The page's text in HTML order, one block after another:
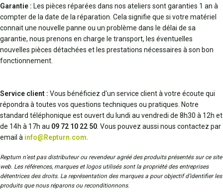
Garantie : Les pièces réparées dans nos ateliers sont garanties 1 an à
compter de la date de la réparation. Cela signifie que si votre matériel
connait une nouvelle panne ou un problème dans le délai de sa
garantie, nous prenons en charge le transport, les éventuelles
nouvelles pièces détachées et les prestations nécessaires à son bon
fonctionnement.
Service client : Vous bénéficiez d'un service client à votre écoute qui
répondra à toutes vos questions techniques ou pratiques. Notre
standard téléphonique est ouvert du lundi au vendredi de 8h30 à 12h et
de 14h à 17h au 09 72 10 22 50 . Vous pouvez aussi nous contactez par
email à info@Repturn.com
Repturn n’est pas distributeur ou revendeur agréé des produits présentés sur ce site
web. Les références, marques et logos utilisés sont la propriété des entreprises
détentrices des droits. La représentation des marques a pour objectif d’identifier les
produits que nous réparons ou reconditionnons.